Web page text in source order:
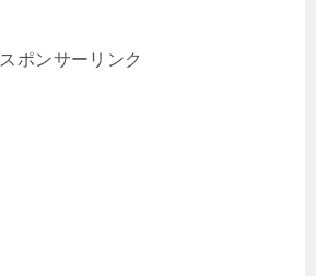
スポンサーリンク